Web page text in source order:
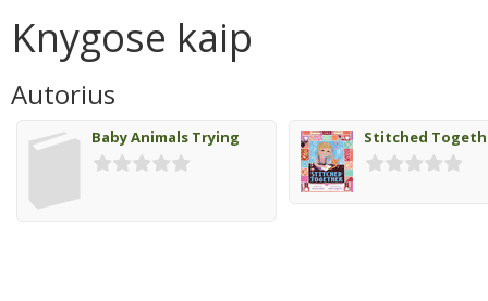
Knygose kaip
Autorius
Baby Animals Trying Stitched